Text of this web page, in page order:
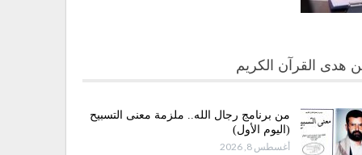
هدى القرآن الكريم
من برنامج رجال الله.. ملزمة معنى التسبيح
(اليوم الأول)
أغسطس 8, 2026